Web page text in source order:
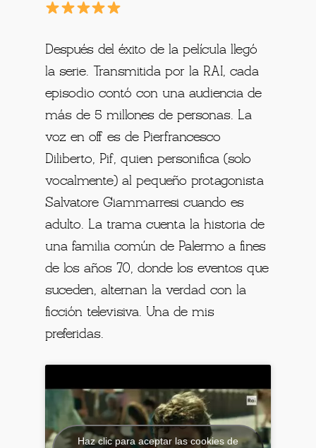
Después del éxito de la película llegó
la serie. Transmitida por la RAI, cada
episodio contó con una audiencia de
más de 5 millones de personas. La
voz en off es de Pierfrancesco
Diliberto, Pif, quien personifica (solo
vocalmente) al pequeño protagonista
Salvatore Giammarresi cuando es
adulto. La trama cuenta la historia de
una familia común de Palermo a fines
de los años 70, donde los eventos que
suceden, alternan la verdad con la
ficción televisiva. Una de mis
preferidas.
Haz clic para aceptar las cookies de